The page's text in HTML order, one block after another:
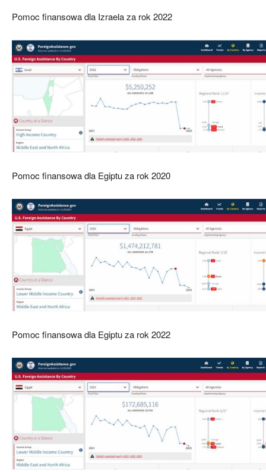
Pomoc finansowa dla Izraela za rok 2022
Pomoc finansowa dla Egiptu za rok 2020
Pomoc finansowa dla Egiptu za rok 2022